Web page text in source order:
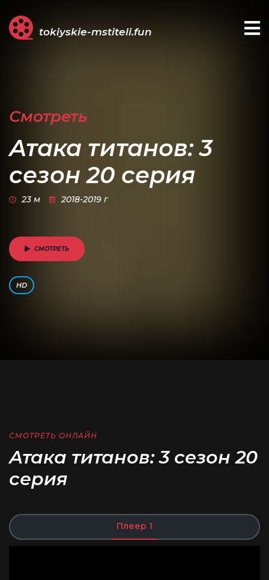
tokiyskie-mstiteli.fun
Смотреть
Атака титанов: 3
сезон 20 серия
23 м 2018-2019 г
HD
СМОТРЕТЬ
СМОТРЕТЬ ОНЛАЙН
Атака титанов: 3 сезон 20
серия
Плеер 1